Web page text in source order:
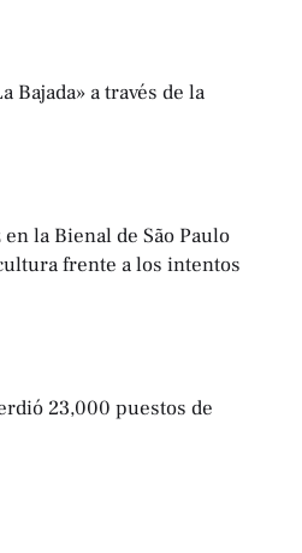
Bajada» a través de la
en la Bienal de São Paulo
frente a los intentos
23,000 puestos de